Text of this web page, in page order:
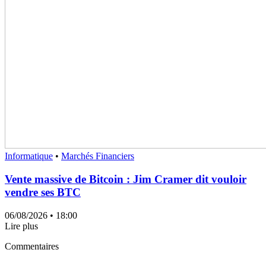
Informatique • Marchés Financiers
Vente massive de Bitcoin : Jim Cramer dit vouloir
vendre ses BTC
06/08/2026 • 18:00
Lire plus
Commentaires